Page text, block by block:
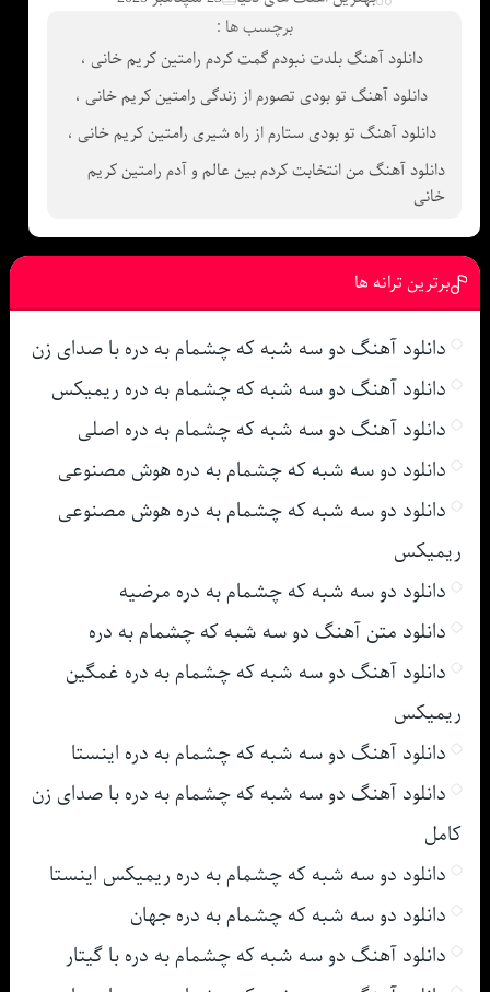
برچسب ها :
دانلود آهنگ بلدت نبودم گمت کردم رامتین کریم خانی ،
دانلود آهنگ تو بودی تصورم از زندگی رامتین کریم خانی ،
دانلود آهنگ تو بودی ستارم از راه شیری رامتین کریم خانی ،
دانلود آهنگ من انتخابت کردم بین عالم و آدم رامتین کریم
خانی
برترین ترانه ها
دانلود آهنگ دو سه شبه که چشمام به دره با صدای زن
دانلود آهنگ دو سه شبه که چشمام به دره ریمیکس
دانلود آهنگ دو سه شبه که چشمام به دره اصلی
دانلود دو سه شبه که چشمام به دره هوش مصنوعی
دانلود دو سه شبه که چشمام به دره هوش مصنوعی
ریمیکس
دانلود دو سه شبه که چشمام به دره مرضیه
دانلود متن آهنگ دو سه شبه که چشمام به دره
دانلود آهنگ دو سه شبه که چشمام به دره غمگین
ریمیکس
دانلود آهنگ دو سه شبه که چشمام به دره اینستا
دانلود آهنگ دو سه شبه که چشمام به دره با صدای زن
کامل
دانلود دو سه شبه که چشمام به دره ریمیکس اینستا
دانلود دو سه شبه که چشمام به دره جهان
دانلود آهنگ دو سه شبه که چشمام به دره با گیتار